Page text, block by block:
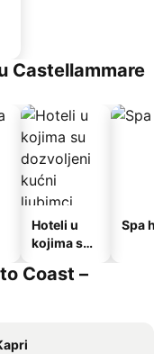
Castellammare
Hoteli u
kojima su
kućni
Spa
Coast –